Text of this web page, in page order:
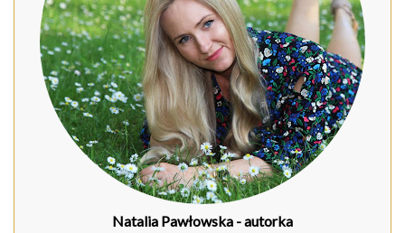
Natalia Pawłowska - autorka